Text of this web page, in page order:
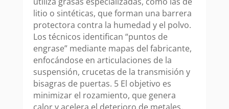
litio o sintéticas, que forman una barrera
protectora contra la humedad y el polvo.
Los técnicos identifican “puntos de
engrase” mediante mapas del fabricante,
enfocándose en articulaciones de la
suspensión, crucetas de la transmisión y
bisagras de puertas. 5 El objetivo es
minimizar el rozamiento, que genera